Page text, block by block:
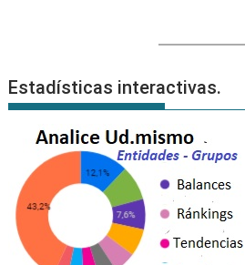
Estadísticas interactivas.